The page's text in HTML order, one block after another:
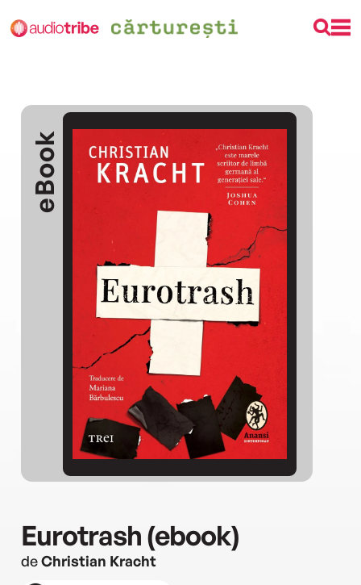
eBook
Eurotrash (ebook)
deChristian Kracht